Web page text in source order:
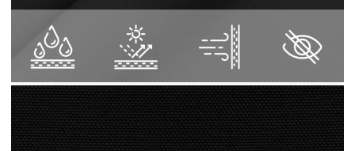
Водоустойчиво
UV-защита
Закопчалки от неръждаема стомана на
Включено PE въже 4 x 1,5 м